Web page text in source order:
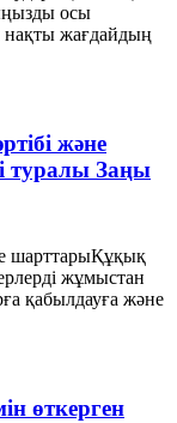
осы
нақты жағдайдың
және
туралы Заңы
шарттарыҚұқық
жұмыстан
қабылдауға және
өткерген